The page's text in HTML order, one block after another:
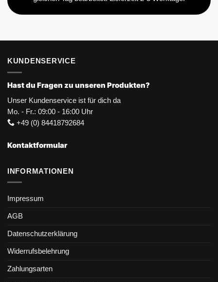
KUNDENSERVICE
Hast du Fragen zu unseren Produkten?
Unser Kundenservice ist für dich da
Mo. - Fr.: 09:00 - 16:00 Uhr
+49 (0) 84418792684
Kontaktformular
INFORMATIONEN
Impressum
AGB
Datenschutzerklärung
Widerrufsbelehrung
Zahlungsarten